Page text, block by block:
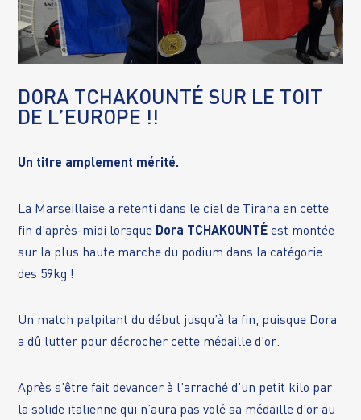
DORA TCHAKOUNTÉ SUR LE TOIT
DE L’EUROPE !!
Un titre amplement mérité.
La Marseillaise a retenti dans le ciel de Tirana en cette
fin d’après-midi lorsque Dora TCHAKOUNTÉ est montée
sur la plus haute marche du podium dans la catégorie
des 59kg !
Un match palpitant du début jusqu’à la fin, puisque Dora
a dû lutter pour décrocher cette médaille d’or.
Après s’être fait devancer à l’arraché d’un petit kilo par
la solide italienne qui n’aura pas volé sa médaille d’or au